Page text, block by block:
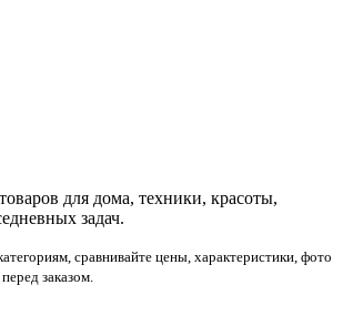
для дома, техники, красоты,
задач.
сравнивайте цены, характеристики, фото
заказом.